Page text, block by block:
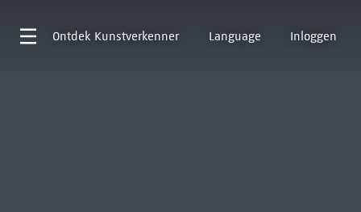
Ontdek Kunstverkenner Language Inloggen